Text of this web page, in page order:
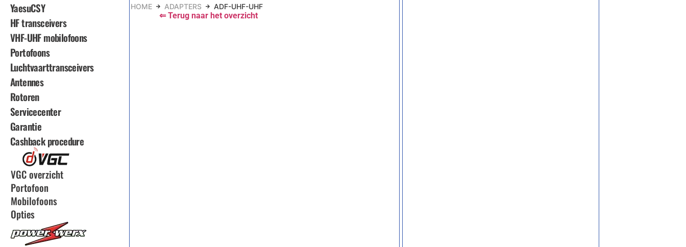
YaesuCSY
HF transceivers
VHF-UHF mobilofoons
Portofoons
Luchtvaarttransceivers
Antennes
Rotoren
Servicecenter
Garantie
Cashback procedure
VGC overzicht
Portofoon
Mobilofoons
Opties
HOME ADAPTERS ADF-UHF-UHF
⇐ Terug naar het overzicht